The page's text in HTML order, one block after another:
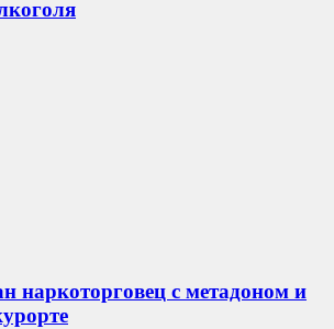
наркоторговец с метадоном и